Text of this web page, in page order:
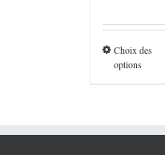
Choix des
options